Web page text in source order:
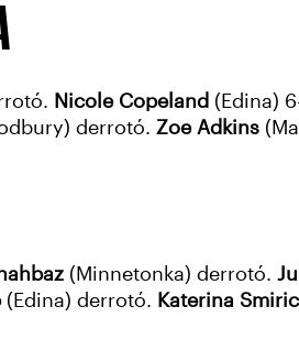
Nicole Copeland (Edina)
derrotó. Zoe Adkins
(Minnetonka) derrotó.
(Edina) derrotó. Katerina